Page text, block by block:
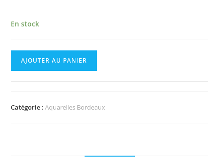
En stock
AJOUTER AU PANIER
Catégorie :Aquarelles Bordeaux